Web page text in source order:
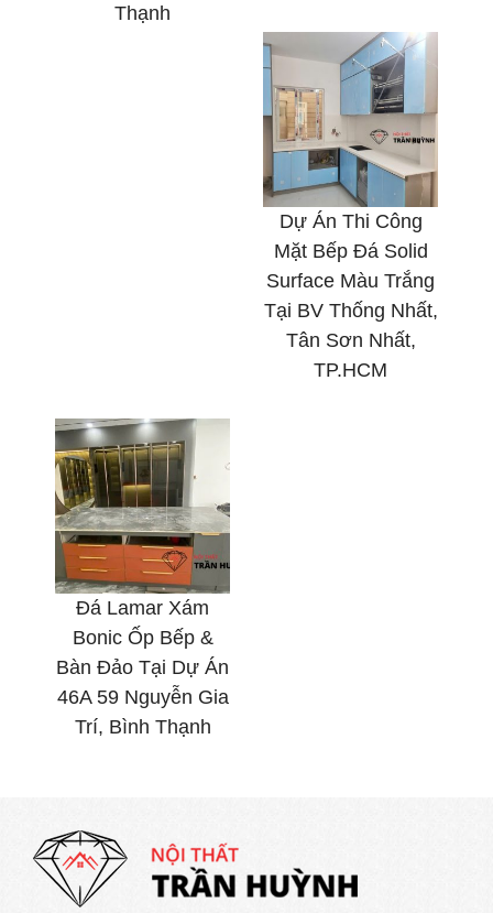
Thạnh
Dự Án Thi Công
Mặt Bếp Đá Solid
Surface Màu Trắng
Tại BV Thống Nhất,
Tân Sơn Nhất,
TP.HCM
Đá Lamar Xám
Bonic Ốp Bếp &
Bàn Đảo Tại Dự Án
46A 59 Nguyễn Gia
Trí, Bình Thạnh